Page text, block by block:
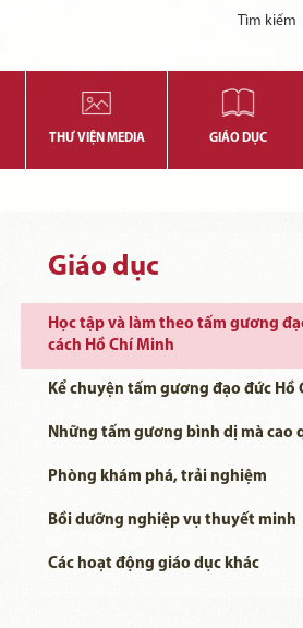
THƯ VIỆN MEDIA GIÁO DỤC
Giáo dục
Học tập và làm theo tấm gương
cách Hồ Chí Minh
Kể chuyện tấm gương đạo đức Hồ
Những tấm gương bình dị mà cao
Phòng khám phá, trải nghiệm
Bồi dưỡng nghiệp vụ thuyết minh
Các hoạt động giáo dục khác